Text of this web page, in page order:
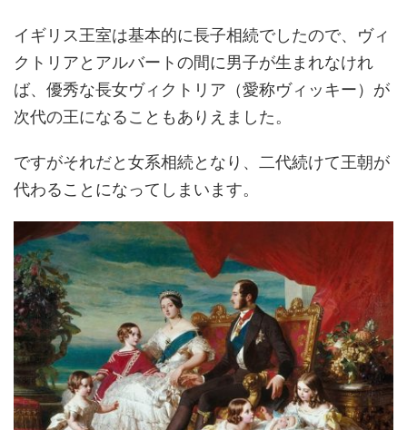
イギリス王室は基本的に長子相続でしたので、ヴィ
クトリアとアルバートの間に男子が生まれなけれ
ば、優秀な長女ヴィクトリア（愛称ヴィッキー）が
次代の王になることもありえました。
ですがそれだと女系相続となり、二代続けて王朝が
代わることになってしまいます。